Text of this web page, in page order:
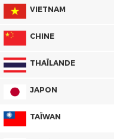
VIETNAM
CHINE
THAÏLANDE
JAPON
TAÏWAN